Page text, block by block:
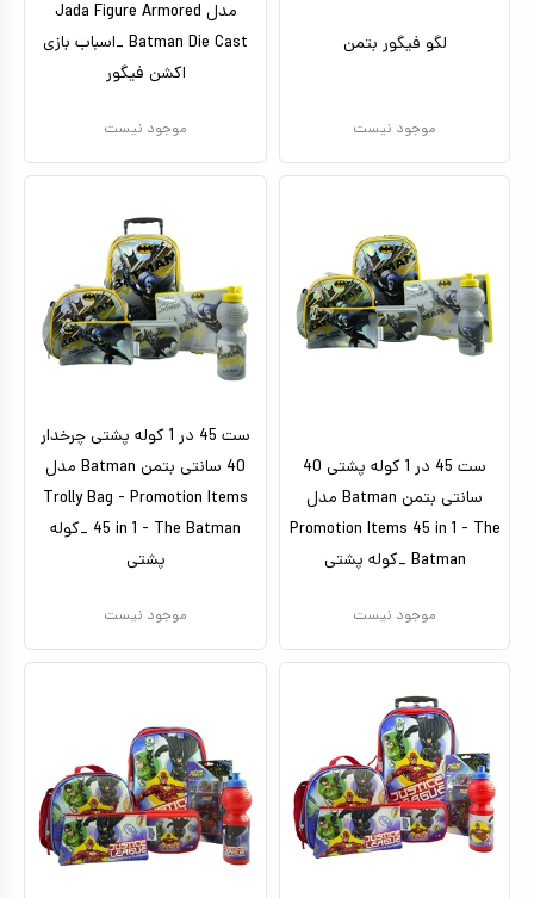
لگو فیگور بتمن
موجود نیست
مدل Jada Figure Armored
Batman Die Cast _اسباب بازی
اکشن فیگور
موجود نیست
ست 45 در 1 کوله پشتی 40
سانتی بتمن Batman مدل
Promotion Items 45 in 1 - The
Batman _کوله پشتی
موجود نیست
ست 45 در 1 کوله پشتی چرخدار
40 سانتی بتمن Batman مدل
Trolly Bag - Promotion Items
45 in 1 - The Batman _کوله
پشتی
موجود نیست